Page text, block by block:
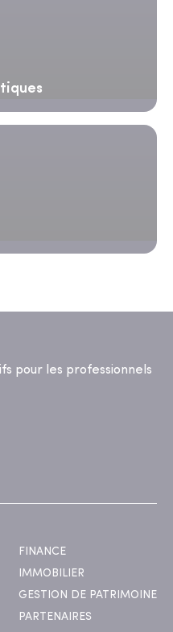
pour les professionnels
FINANCE
IMMOBILIER
GESTION DE PATRIMOINE
PARTENAIRES